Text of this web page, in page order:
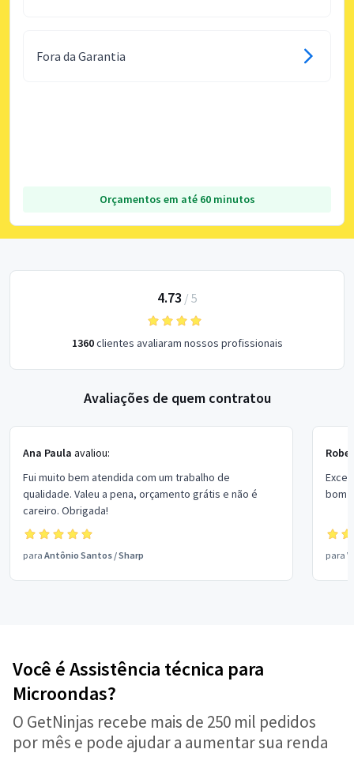
Fora da Garantia
Orçamentos em até 60 minutos
4.73 / 5
1360clientes avaliaram nossos profissionais
Avaliações de quem contratou
Ana Paula avaliou:
Fui muito bem atendida com um trabalho de
qualidade. Valeu a pena, orçamento grátis e não é
careiro. Obrigada!
para Antônio Santos /Sharp
bom
para
Você é Assistência técnica para
Microondas?
O GetNinjas recebe mais de 250 mil pedidos
por mês e pode ajudar a aumentar sua renda